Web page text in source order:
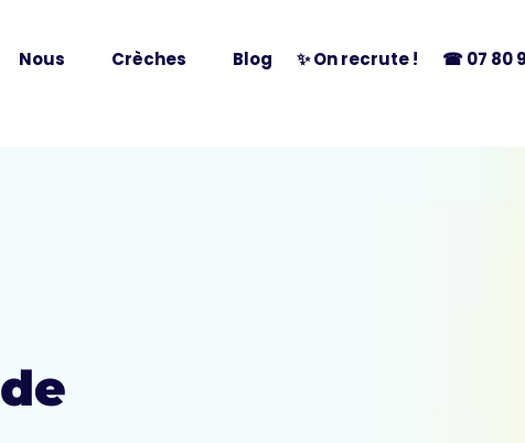
Nous Crèches Blog ✨ On recrute ! ☎︎ 07 80